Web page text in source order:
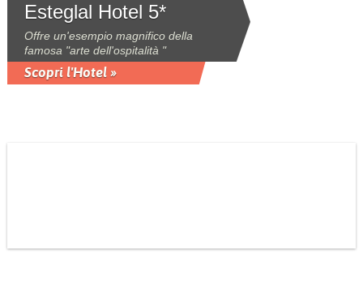
Esteglal Hotel 5*
Offre un'esempio magnifico della
famosa "arte dell'ospitalità "
Scopri l'Hotel »